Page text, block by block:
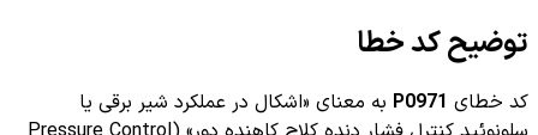
توضیح کد خطا
کد خطای P0971 به معنای «اشکال در عملکرد شیر برقی یا